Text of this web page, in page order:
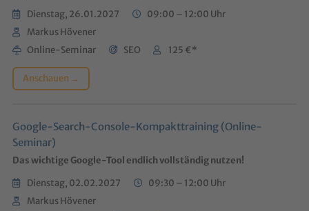
Dienstag, 26.01.2027
09:00 – 12:00 Uhr
Markus Hövener
Online-Seminar
SEO 125 €*
Anschauen →
Google-Search-Console-Kompakttraining (Online-
Seminar)
Das wichtige Google-Tool endlich vollständig nutzen!
Dienstag, 02.02.2027
09:30 – 12:00 Uhr
Markus Hövener